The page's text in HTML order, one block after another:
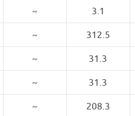
~ 3.1
~ 312.5
~ 31.3
~ 31.3
~ 208.3